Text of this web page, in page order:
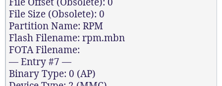
File Size (Obsolete): 0
Partition Name: RPM
Flash Filename: rpm.mbn
FOTA Filename:
— Entry #7 —
Binary Type: 0 (AP)